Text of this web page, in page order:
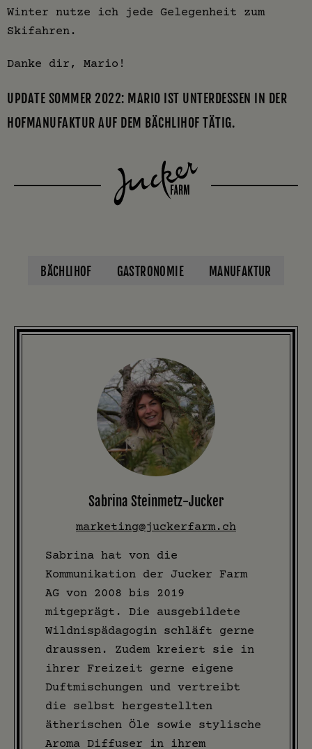
Winter nutze ich jede Gelegenheit zum
Skifahren.
Danke dir, Mario!
UPDATE SOMMER 2022: MARIO IST UNTERDESSEN IN DER
HOFMANUFAKTUR AUF DEM BÄCHLIHOF TÄTIG.
BÄCHLIHOF GASTRONOMIE MANUFAKTUR
Sabrina Steinmetz-Jucker
marketing@juckerfarm.ch
Sabrina hat von die
Kommunikation der Jucker Farm
AG von 2008 bis 2019
mitgeprägt. Die ausgebildete
Wildnispädagogin schläft gerne
draussen. Zudem kreiert sie in
ihrer Freizeit gerne eigene
Duftmischungen und vertreibt
die selbst hergestellten
ätherischen Öle sowie stylische
Aroma Diffuser in ihrem